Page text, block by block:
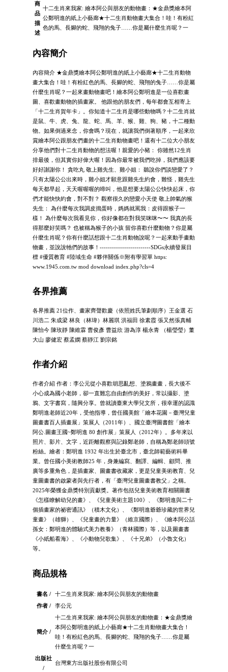
商
品
描
述
十二生肖來我家: 繪本阿公與朋友的動物畫：★金鼎獎繪本阿
公鄭明進的紙上小藝廊★十二生肖動物畫大集合！哇！有粉紅
色的馬、長腳的蛇、飛翔的兔子……你是屬什麼生肖呢？一
內容簡介
內容簡介 ★金鼎獎繪本阿公鄭明進的紙上小藝廊★十二生肖動物
畫大集合！哇！有粉紅色的馬、長腳的蛇、飛翔的兔子……你是屬
什麼生肖呢？一起來畫動物畫吧！繪本阿公鄭明進是一位喜歡畫
圖、喜歡畫動物的插畫家。 他跟他的朋友們，每年都會互相寄上
「十二生肖賀年卡」。你知道十二生肖是哪些動物嗎？十二生肖就
是鼠、牛、虎、兔、龍、蛇、馬、羊、猴、雞、狗、豬，十二種動
物。如果倒過來念，你會嗎？現在，就讓我們倒著順序，一起來欣
賞繪本阿公跟朋友們畫的十二生肖動物畫吧！還有十二位大小朋友
分享他們對十二生肖動物的想法喔！親愛的小豬： 你雖然12生肖
排最後，但其實你好偉大喔！因為你最常被我們吃掉，我們應該要
好好謝謝你！ 貪吃丸 敬上雞先生、雞小姐： 聽說你們談戀愛了？
只有太陽公公出來時，雞小姐才願意跟雞先生約會，難怪，雞先生
每天都早起，天天喔喔喔的啼叫，他是想要太陽公公快快起床，你
們才能快快約會，對不對？ 觀察很久的戀愛小天使 敬上帥氣的猴
先生： 為什麼每次我調皮搗蛋時，媽媽就罵我：皮得跟猴子一
樣！ 為什麼每次我看見你，你好像都在對我笑咪咪〜〜 我真的長
得那麼好笑嗎？ 也被稱為猴子的小孩 留你喜歡什麼動物？你是屬
什麼生肖呢？你有什麼話想跟十二生肖動物說呢？一起來動手畫動
物畫，並說說牠們的故事！-------------------------SDGs永續發展目
標 #優質教育 #陸域生命 #夥伴關係※附有學習單 https:
www.1945.com.tw mod download index.php?cls=4
各界推薦
各界推薦 21位作、畫家齊聲歡慶（依照姓氏筆劃順序）王金選 石
川浩二 朱成梁 林良（林瑋）林麗琪 洪福田 徐素霞 張又然張真輔
陳怡今 陳玫靜 陳維霖 曹俊彥 曹益欣 游為淳 楊永青 （楊瑩瑩）董
大山 廖健宏 蔡孟嫻 蔡靜江 劉宗銘
作者介紹
作者介紹 作者：李公元從小喜歡胡思亂想、塗鴉畫畫，長大後不
小心成為國小老師，卻一直難忘自由創作的美好，常以攝影、塗
鴉、文字書寫，隨興分享。曾就讀臺東大學兒文所，很幸運的認識
鄭明進老師近20年，受他指導，曾任國美館「繪本花園－臺灣兒童
圖畫書百人插畫展」策展人（2011年）、國立臺灣圖書館「繪本
阿公.圖畫王國~鄭明進 80 創作展」策展人（2012年）。多年來以
照片、影片、文字，近距離觀察與記錄鄭老師，自稱為鄭老師頭號
粉絲。繪者：鄭明進 1932 年出生於臺北市，臺北師範藝術科畢
業。曾任國小美術教師25 年，身兼編寫、翻譯、編輯、顧問、推
廣等多重角色，是插畫家、圖畫書收藏家，更是兒童美術教育、兒
童圖畫書的啟蒙者與先行者，有「臺灣兒童圖畫書教父」之稱。
2025年榮獲金鼎獎特別貢獻獎。著作包括兒童美術教育相關圖書
《怎樣瞭解幼兒的畫》、《兒童美術主題100》、《鄭明進與二十
個插畫家的祕密通訊》（積木文化）、《鄭明進爺爺珍藏的世界兒
童畫》（雄獅）、《兒童畫的力量》（維京國際）、《繪本阿公話
孫女：鄭明進的體驗式美力教養》（青林國際）等，以及圖畫書
《小紙船看海》、《小動物兒歌集》、《十兄弟》（小魯文化）
等。
商品規格
書名 /
十二生肖來我家: 繪本阿公與朋友的動物畫
作者 /
李公元
簡介 /
十二生肖來我家: 繪本阿公與朋友的動物畫：★金鼎獎繪
本阿公鄭明進的紙上小藝廊★十二生肖動物畫大集合！
哇！有粉紅色的馬、長腳的蛇、飛翔的兔子……你是屬
什麼生肖呢？一
出版社
/
台灣東方出版社股份有限公司